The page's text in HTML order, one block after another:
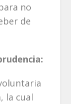
no
de
la cual